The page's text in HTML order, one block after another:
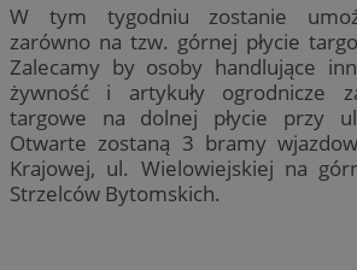
W tym tygodniu zostanie
zarówno na tzw. górnej płycie
Zalecamy by osoby handlujące
żywność i artykuły ogrodnicze
targowe na dolnej płycie przy
Otwarte zostaną 3 bramy
Krajowej, ul. Wielowiejskiej na
Strzelców Bytomskich.